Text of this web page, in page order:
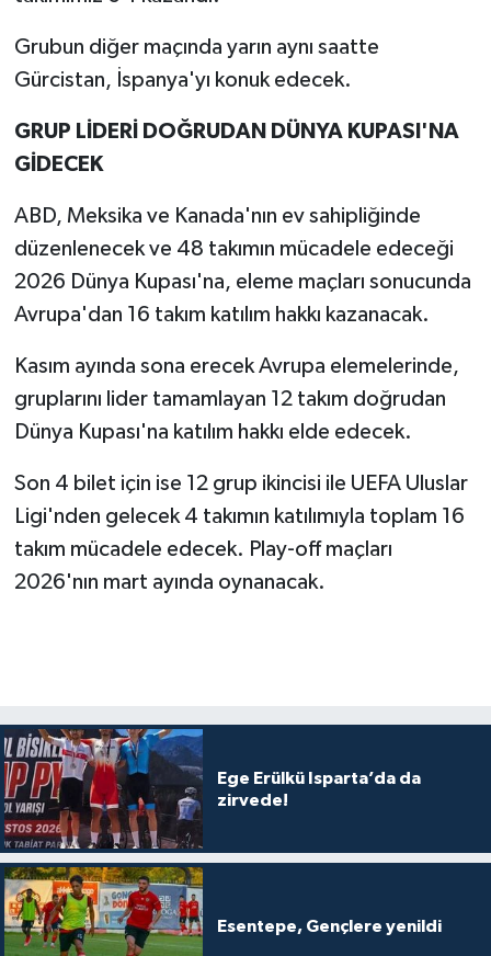
Grubun diğer maçında yarın aynı saatte
Gürcistan, İspanya'yı konuk edecek.
GRUP LİDERİ DOĞRUDAN DÜNYA KUPASI'NA
GİDECEK
ABD, Meksika ve Kanada'nın ev sahipliğinde
düzenlenecek ve 48 takımın mücadele edeceği
2026 Dünya Kupası'na, eleme maçları sonucunda
Avrupa'dan 16 takım katılım hakkı kazanacak.
Kasım ayında sona erecek Avrupa elemelerinde,
gruplarını lider tamamlayan 12 takım doğrudan
Dünya Kupası'na katılım hakkı elde edecek.
Son 4 bilet için ise 12 grup ikincisi ile UEFA Uluslar
Ligi'nden gelecek 4 takımın katılımıyla toplam 16
takım mücadele edecek. Play-off maçları
2026'nın mart ayında oynanacak.
Ege Erülkü Isparta’da da
zirvede!
Esentepe, Gençlere yenildi